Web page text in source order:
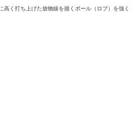
高く打ち上げた放物線を描くボール（ロブ）を強く